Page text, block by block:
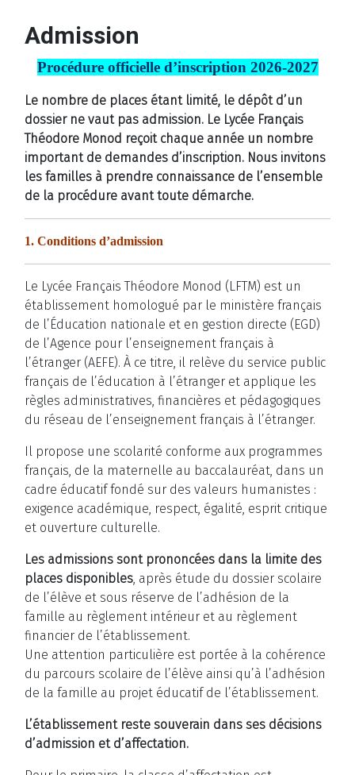
Admission
Procédure officielle d’inscription 2026-2027
Le nombre de places étant limité, le dépôt d’un
dossier ne vaut pas admission. Le Lycée Français
Théodore Monod reçoit chaque année un nombre
important de demandes d’inscription. Nous invitons
les familles à prendre connaissance de l’ensemble
de la procédure avant toute démarche.
1. Conditions d’admission
Le Lycée Français Théodore Monod (LFTM) est un
établissement homologué par le ministère français
de l’Éducation nationale et en gestion directe (EGD)
de l’Agence pour l’enseignement français à
l’étranger (AEFE). À ce titre, il relève du service public
français de l’éducation à l’étranger et applique les
règles administratives, financières et pédagogiques
du réseau de l’enseignement français à l’étranger.
Il propose une scolarité conforme aux programmes
français, de la maternelle au baccalauréat, dans un
cadre éducatif fondé sur des valeurs humanistes :
exigence académique, respect, égalité, esprit critique
et ouverture culturelle.
Les admissions sont prononcées dans la limite des
places disponibles, après étude du dossier scolaire
de l’élève et sous réserve de l’adhésion de la
famille au règlement intérieur et au règlement
financier de l’établissement.
Une attention particulière est portée à la cohérence
du parcours scolaire de l’élève ainsi qu’à l’adhésion
de la famille au projet éducatif de l’établissement.
L’établissement reste souverain dans ses décisions
d’admission et d’affectation.